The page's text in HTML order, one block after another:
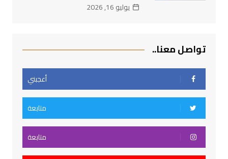
يوليو 16, 2026
تواصل معنا..
أعجبني
متابعة
متابعة